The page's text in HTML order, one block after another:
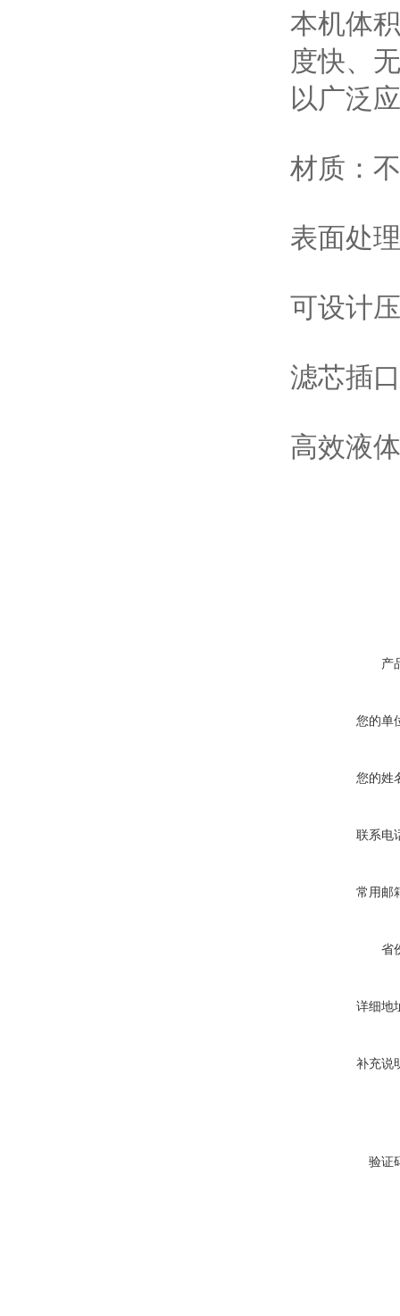
本机体
度快、
以广泛
材质：
表面处
可设计
滤芯插
高效液
产
您的单
您的姓
联系电
常用邮
省
详细地
补充说
验证